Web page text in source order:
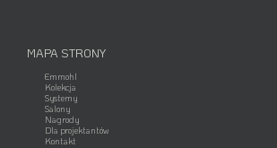
MAPA STRONY
Emmohl
Kolekcja
Systemy
Salony
Nagrody
Dla projektantów
Kontakt